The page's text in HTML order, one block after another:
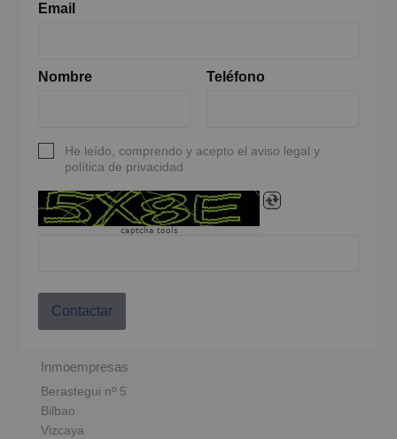
Email
Nombre Teléfono
He leído, comprendo y acepto el aviso legal y
política de privacidad
captcha tools
Contactar
Inmoempresas
Berastegui nº 5
Bilbao
Vizcaya